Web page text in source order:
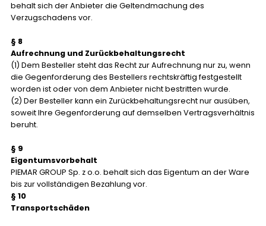
behalt sich der Anbieter die Geltendmachung des
Verzugschadens vor.
§ 8
Aufrechnung und Zurückbehaltungsrecht
(1) Dem Besteller steht das Recht zur Aufrechnung nur zu, wenn
die Gegenforderung des Bestellers rechtskräftig festgestellt
worden ist oder von dem Anbieter nicht bestritten wurde.
(2) Der Besteller kann ein Zurückbehaltungsrecht nur ausüben,
soweit Ihre Gegenforderung auf demselben Vertragsverhältnis
beruht.
§ 9
Eigentumsvorbehalt
PIEMAR GROUP Sp. z o.o. behalt sich das Eigentum an der Ware
bis zur vollständigen Bezahlung vor.
§ 10
Transportschäden